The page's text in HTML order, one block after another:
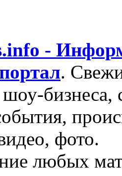
-
.
бизнеса,
фото.
любых